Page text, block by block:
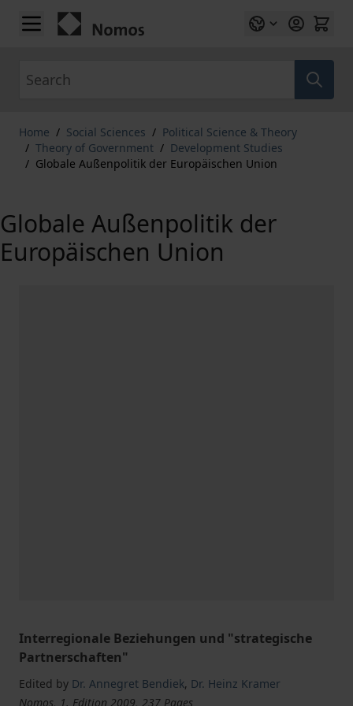
Skip to Content
Home / Social Sciences / Political Science & Theory
/ Theory of Government / Development Studies
/ Globale Außenpolitik der Europäischen Union
Globale Außenpolitik der
Europäischen Union
Interregionale Beziehungen und "strategische
Partnerschaften"
Edited by Dr. Annegret Bendiek, Dr. Heinz Kramer
Nomos, 1. Edition 2009, 237 Pages